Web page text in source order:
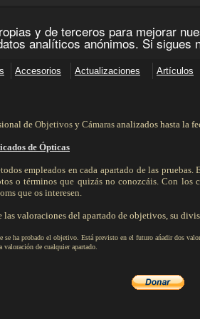
de Objetivos y Cámaras analizados hasta la
de Ópticas
empleados en cada apartado de las
o términos que quizás no conozcáis. Con
que os interesen.
valoraciones del apartado de objetivos, su
ha probado el objetivo. Está previsto en el futuro ańadir dos
de cualquier apartado.